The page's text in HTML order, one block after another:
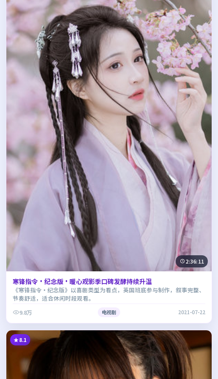
2:36:11
寒锋指令·纪念版·暖心观影季口碑发酵持续升温
《寒锋指令·纪念版》以喜剧类型为看点，英国班底参与制作，叙事完整、
节奏舒适，适合休闲时段观看。
9.8万
电视剧 2021-07-22
8.1